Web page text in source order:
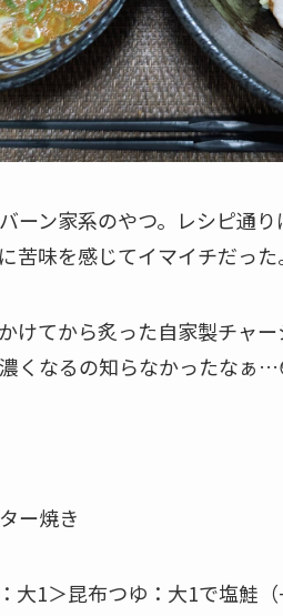
ーン家系のやつ。レシピ通
苦味を感じてイマイチだった
けてから炙った自家製チャ
くなるの知らなかったなぁ
ー焼き
大1＞昆布つゆ：大1で塩鮭